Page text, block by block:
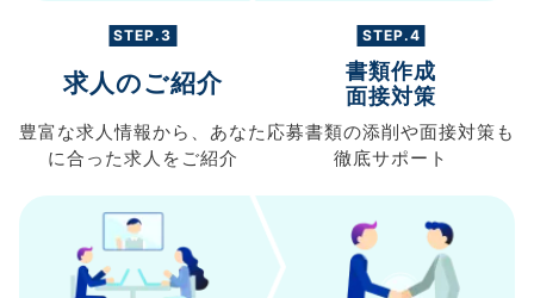
STEP.3
求人のご紹介
豊富な求人情報から、 あなた
に合った求人を ご紹介
STEP.4
書類作成
面接対策
応募書類の添削や面接対策も
徹底サポート